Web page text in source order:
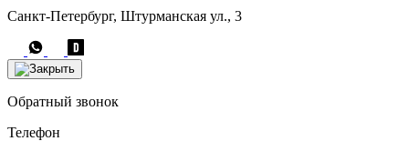
Санкт-Петербург, Штурманская ул., 3
Обратный звонок
Телефон